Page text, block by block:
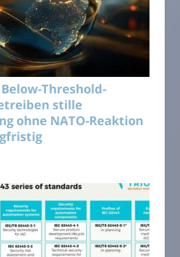
Threshold-
stille
ohne NATO-Reaktion